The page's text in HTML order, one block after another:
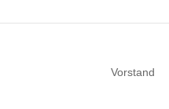
Vorstand